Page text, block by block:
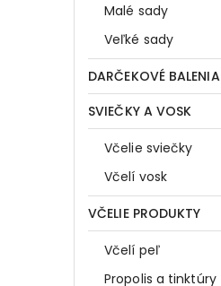
Malé sady
Veľké sady
DARČEKOVÉ BALENIA
SVIEČKY A VOSK
Včelie sviečky
Včelí vosk
VČELIE PRODUKTY
Včelí peľ
Propolis a tinktúry